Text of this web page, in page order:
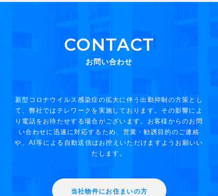
CONTACT
お問い合わせ
新型コロナウイルス感染症の拡大に伴う出勤抑制の方策とし
て、弊社ではテレワークを実施しております。その影響によ
り電話をお待たせする場合がございます。お客様からのお問
い合わせに迅速に対応するため、営業・勧誘目的のご連絡
や、AI等による自動送信はお控えいただけますようお願いい
たします。
当社物件にお住まいの方